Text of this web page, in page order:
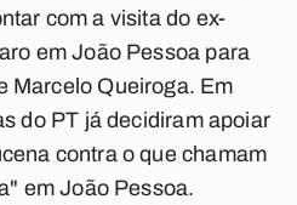
com a visita do ex-
em João Pessoa para
Marcelo Queiroga. Em
do PT já decidiram apoiar
contra o que chamam
em João Pessoa.